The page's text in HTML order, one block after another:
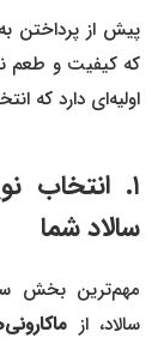
پیش از پرداختن به
که کیفیت و طعم
اولیه‌ای دارد که
۱. انتخاب
سالاد شما
مهم‌ترین بخش
سالاد، از